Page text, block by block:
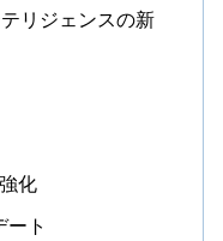
リジェンスの新
化
ト